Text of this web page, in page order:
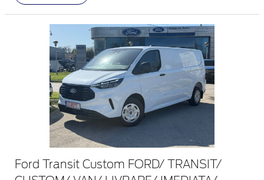
Ford Transit Custom FORD/ TRANSIT/